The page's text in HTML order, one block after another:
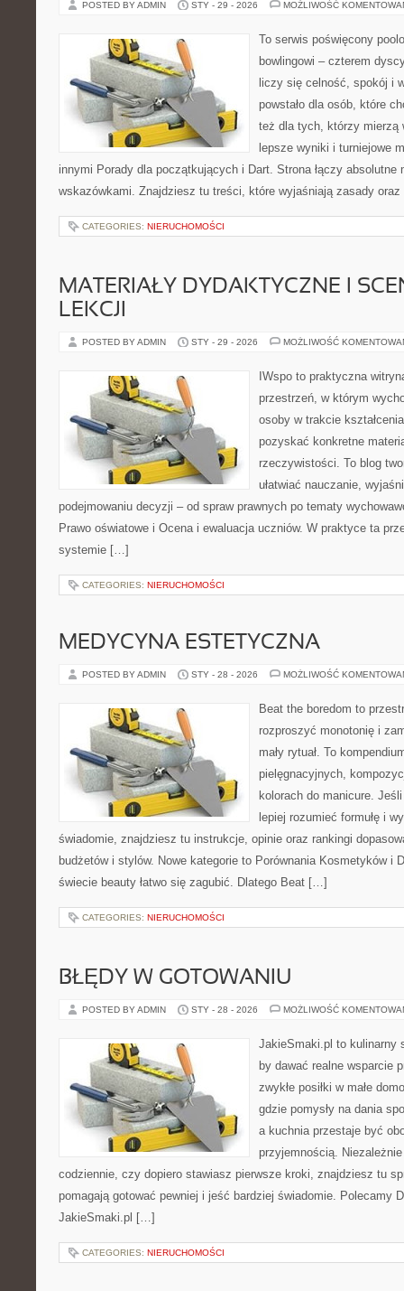
POSTED BY ADMIN STY - 29 - 2026 MOŻLIWOŚĆ
To serwis poświęcony
bowlingowi – czterem
liczy się celność, spokój i
powstało dla osób, które
też dla tych, którzy mierzą
lepsze wyniki i turniejowe
innymi Porady dla początkujących i Dart. Strona łączy
wskazówkami. Znajdziesz tu treści, które wyjaśniają zasady
CATEGORIES: NIERUCHOMOŚCI
MATERIAŁY DYDAKTYCZNE I
LEKCJI
POSTED BY ADMIN STY - 29 - 2026 MOŻLIWOŚĆ
IWspo to praktyczna
przestrzeń, w którym
osoby w trakcie
pozyskać konkretne
rzeczywistości. To blog
ułatwiać nauczanie,
podejmowaniu decyzji – od spraw prawnych po tematy
Prawo oświatowe i Ocena i ewaluacja uczniów. W praktyce ta
systemie […]
CATEGORIES: NIERUCHOMOŚCI
MEDYCYNA ESTETYCZNA
POSTED BY ADMIN STY - 28 - 2026 MOŻLIWOŚĆ
Beat the boredom to
rozproszyć monotonię i
mały rytuał. To
pielęgnacyjnych,
kolorach do manicure.
lepiej rozumieć formułę i
świadomie, znajdziesz tu instrukcje, opinie oraz rankingi
budżetów i stylów. Nowe kategorie to Porównania Kosmetyków i
świecie beauty łatwo się zagubić. Dlatego Beat […]
CATEGORIES: NIERUCHOMOŚCI
BŁĘDY W GOTOWANIU
POSTED BY ADMIN STY - 28 - 2026 MOŻLIWOŚĆ
JakieSmaki.pl to kulinarny
by dawać realne wsparcie
zwykłe posiłki w małe
gdzie pomysły na dania
a kuchnia przestaje być
przyjemnością.
codziennie, czy dopiero stawiasz pierwsze kroki, znajdziesz tu
pomagają gotować pewniej i jeść bardziej świadomie. Polecamy
JakieSmaki.pl […]
CATEGORIES: NIERUCHOMOŚCI